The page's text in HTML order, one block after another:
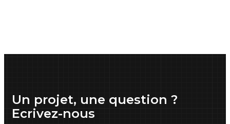
Un projet, une question ?
Ecrivez-nous